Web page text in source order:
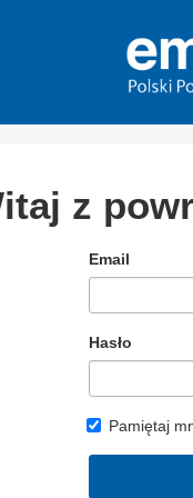
z
Email
Hasło
Pamiętaj